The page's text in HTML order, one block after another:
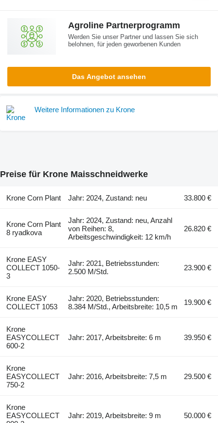
Agroline Partnerprogramm
Werden Sie unser Partner und lassen Sie sich
belohnen, für jeden geworbenen Kunden
Das Angebot ansehen
Weitere Informationen zu Krone
Preise für Krone Maisschneidwerke
Krone Corn Plant Jahr: 2024, Zustand: neu 33.800 €
Krone Corn Plant
8 ryadkova
Jahr: 2024, Zustand: neu, Anzahl
von Reihen: 8,
Arbeitsgeschwindigkeit: 12 km/h
26.820 €
Krone EASY
COLLECT 1050-
3
Jahr: 2021, Betriebsstunden:
2.500 M/Std.
23.900 €
Krone EASY
COLLECT 1053
Jahr: 2020, Betriebsstunden:
8.384 M/Std., Arbeitsbreite: 10,5 m
19.900 €
Krone
EASYCOLLECT
600-2
Jahr: 2017, Arbeitsbreite: 6 m 39.950 €
Krone
EASYCOLLECT
750-2
Jahr: 2016, Arbeitsbreite: 7,5 m 29.500 €
Krone
EASYCOLLECT
Jahr: 2019, Arbeitsbreite: 9 m 50.000 €